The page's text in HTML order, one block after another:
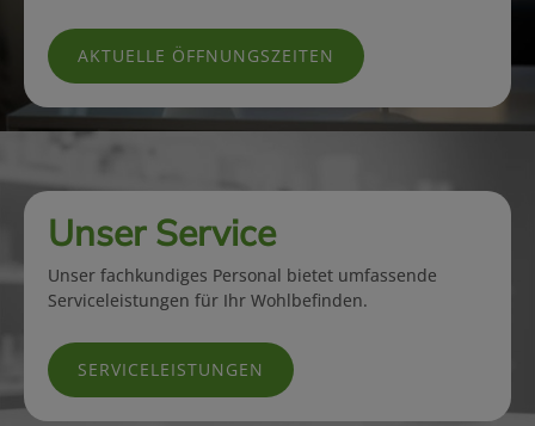
AKTUELLE ÖFFNUNGSZEITEN
Unser Service
Unser fachkundiges Personal bietet umfassende
Serviceleistungen für Ihr Wohlbefinden.
SERVICELEISTUNGEN